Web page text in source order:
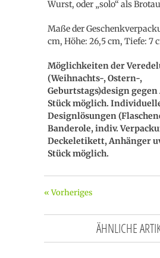
Wurst, oder „solo“ als
Maße der
cm, Höhe: 26,5 cm, Tiefe: 7
Möglichkeiten der
(Weihnachts-, Ostern-,
Geburtstags)design gegen
Stück möglich.
Designlösungen
Banderole, indiv.
Deckeletikett, Anhänger
Stück möglich.
« Vorheriges
ÄHNLICHE